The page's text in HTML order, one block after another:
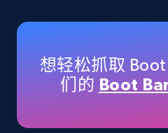
Title, Seller name, Brand,
price, Currency,
more.
35.3K+ 5.7K+
想轻松抓取
们的 Boot